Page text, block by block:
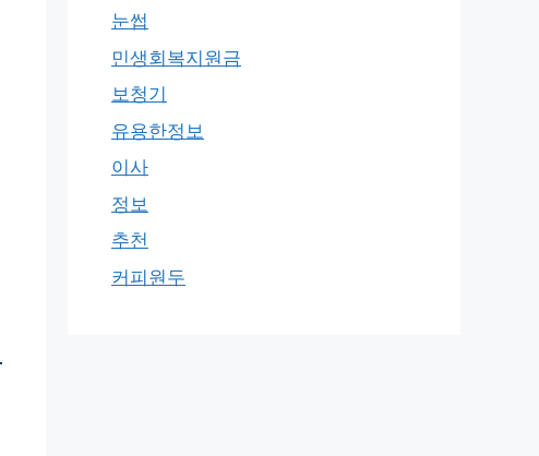
눈썹
민생회복지원금
보청기
유용한정보
이사
정보
추천
커피원두